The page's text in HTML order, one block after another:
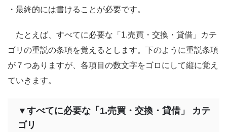
・最終的には書けることが必要です。
たとえば、すべてに必要な「1.売買・交換・貸借」カテ
ゴリの重説の条項を覚えるとします。下のように重説条項
が７つありますが、各項目の数文字をゴロにして縦に覚え
ていきます。
▼すべてに必要な「1.売買・交換・貸借」 カテ
ゴリ